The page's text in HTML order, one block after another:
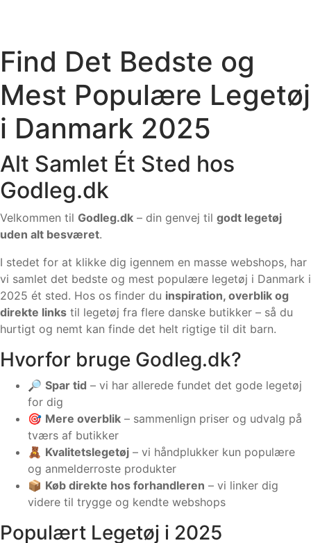
Find Det Bedste og
Mest Populære Legetøj
i Danmark 2025
Alt Samlet Ét Sted hos
Godleg.dk
Velkommen til Godleg.dk – din genvej til godt legetøj
uden alt besværet.
I stedet for at klikke dig igennem en masse webshops, har
vi samlet det bedste og mest populære legetøj i Danmark i
2025 ét sted. Hos os finder du inspiration, overblik og
direkte links til legetøj fra flere danske butikker – så du
hurtigt og nemt kan finde det helt rigtige til dit barn.
Hvorfor bruge Godleg.dk?
🔎 Spar tid – vi har allerede fundet det gode legetøj
for dig
🎯 Mere overblik – sammenlign priser og udvalg på
tværs af butikker
🧸 Kvalitetslegetøj – vi håndplukker kun populære
og anmelderroste produkter
📦 Køb direkte hos forhandleren – vi linker dig
videre til trygge og kendte webshops
Populært Legetøj i 2025